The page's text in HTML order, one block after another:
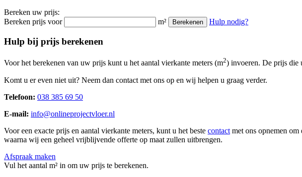
Bereken uw prijs:
Bereken prijs voor
m² Berekenen Hulp nodig?
Hulp bij prijs berekenen
Voor het berekenen van uw prijs kunt u het aantal vierkante meters (m2) invoeren. De prijs die
Komt u er even niet uit? Neem dan contact met ons op en wij helpen u graag verder.
Telefoon: 038 385 69 50
E-mail: info@onlineprojectvloer.nl
Voor een exacte prijs en aantal vierkante meters, kunt u het beste contact met ons opnemen
waarna wij een geheel vrijblijvende offerte op maat zullen uitbrengen.
Afspraak maken
Vul het aantal m² in om uw prijs te berekenen.